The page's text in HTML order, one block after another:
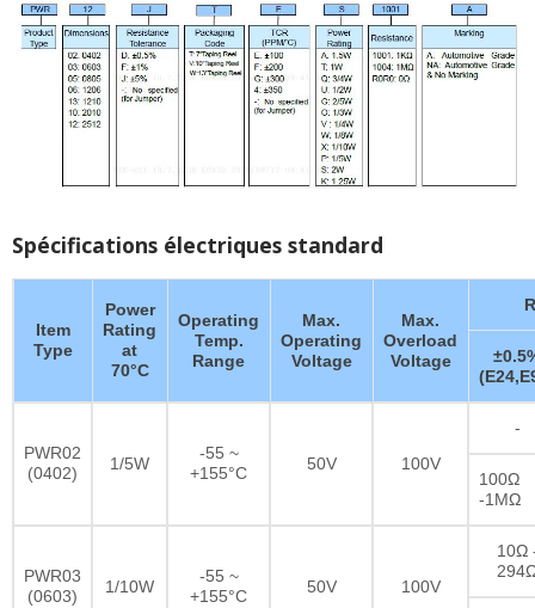
Spécifications électriques standard
Item
Type
Power
Rating
at
70°C
Operating
Temp.
Range
Max.
Operating
Voltage
Max.
Overload
Voltage
PWR02
(0402)
1/5W
-55 ~
+155°C
50V 100V
-
100Ω
-1MΩ
PWR03
(0603)
1/10W
-55 ~
+155°C
50V 100V
10Ω